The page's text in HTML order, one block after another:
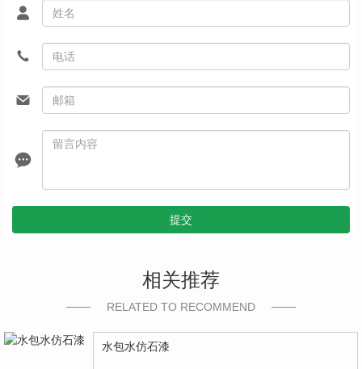
提交
相关推荐
RELATED TO RECOMMEND
水包水仿石漆